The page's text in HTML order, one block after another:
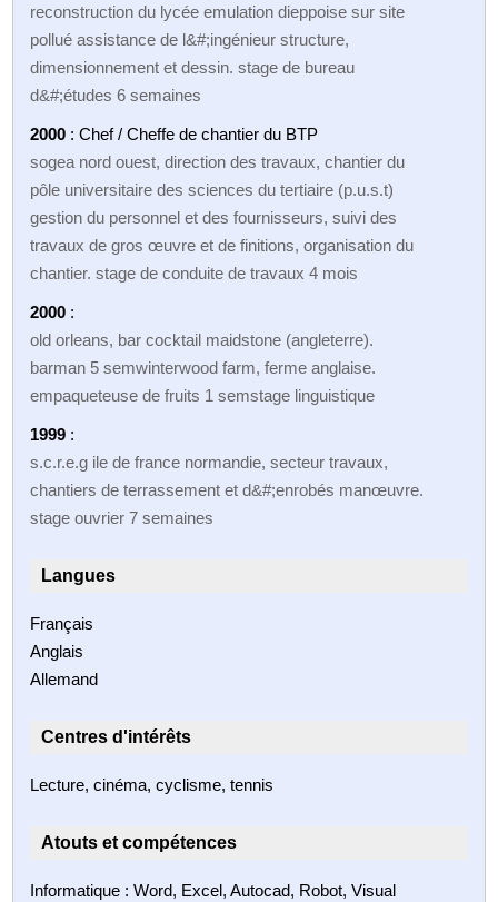
reconstruction du lycée emulation dieppoise sur site
pollué assistance de l&#;ingénieur structure,
dimensionnement et dessin. stage de bureau
d&#;études 6 semaines
2000 : Chef / Cheffe de chantier du BTP
sogea nord ouest, direction des travaux, chantier du
pôle universitaire des sciences du tertiaire (p.u.s.t)
gestion du personnel et des fournisseurs, suivi des
travaux de gros œuvre et de finitions, organisation du
chantier. stage de conduite de travaux 4 mois
2000 :
old orleans, bar cocktail maidstone (angleterre).
barman 5 semwinterwood farm, ferme anglaise.
empaqueteuse de fruits 1 semstage linguistique
1999 :
s.c.r.e.g ile de france normandie, secteur travaux,
chantiers de terrassement et d&#;enrobés manœuvre.
stage ouvrier 7 semaines
Langues
Français
Anglais
Allemand
Centres d'intérêts
Lecture, cinéma, cyclisme, tennis
Atouts et compétences
Informatique : Word, Excel, Autocad, Robot, Visual